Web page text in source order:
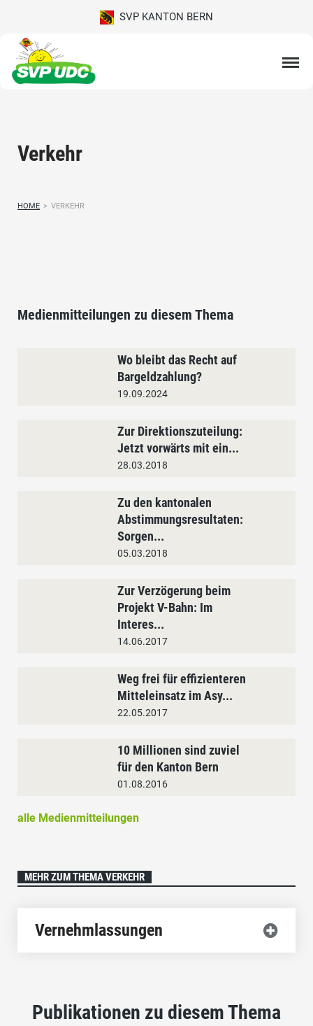
SVP KANTON BERN
Verkehr
HOME > VERKEHR
Medienmitteilungen zu diesem Thema
Wo bleibt das Recht auf
Bargeldzahlung?
19.09.2024
Zur Direktionszuteilung:
Jetzt vorwärts mit ein...
28.03.2018
Zu den kantonalen
Abstimmungsresultaten:
Sorgen...
05.03.2018
Zur Verzögerung beim
Projekt V-Bahn: Im
Interes...
14.06.2017
Weg frei für effizienteren
Mitteleinsatz im Asy...
22.05.2017
10 Millionen sind zuviel
für den Kanton Bern
01.08.2016
alle Medienmitteilungen
MEHR ZUM THEMA VERKEHR
Vernehmlassungen
Objektblattes 4.1 / Richtplan Kanton Bern;
Anpassung der Massnahme B_04
Publikationen zu diesem Thema